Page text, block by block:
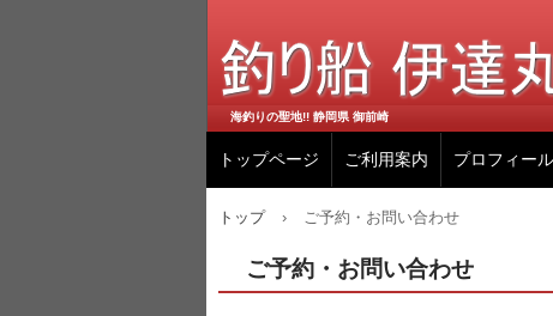
海釣りの聖地!! 静岡県 御前崎
トップページ ご利用案内 プロフィール
トップ › ご予約・お問い合わせ
ご予約・お問い合わせ